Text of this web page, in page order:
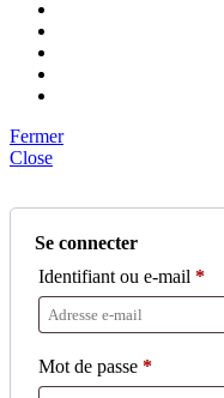
Fermer
Close
Se connecter
Identifiant ou e-mail *
Mot de passe *